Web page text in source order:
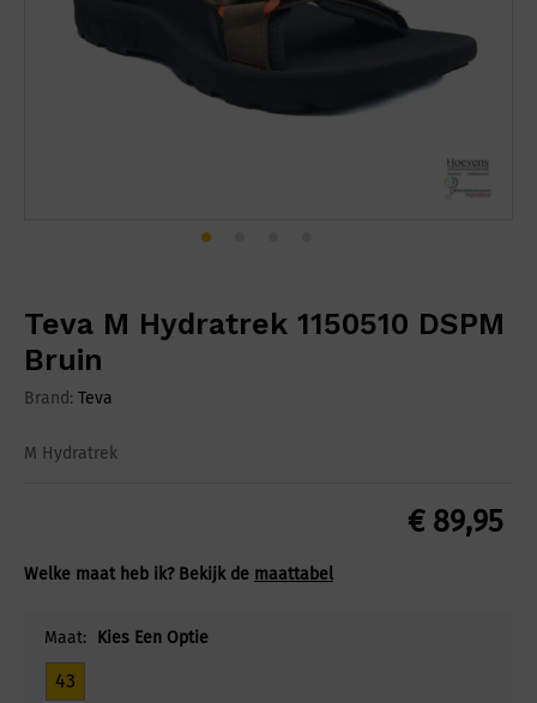
Teva M Hydratrek 1150510 DSPM
Bruin
Brand: Teva
M Hydratrek
€89,95
Welke maat heb ik? Bekijk de maattabel
Maat: Kies Een Optie
43